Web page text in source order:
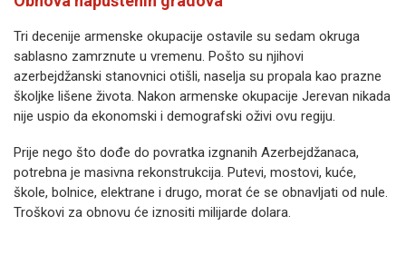
Tri decenije armenske okupacije ostavile su sedam okruga
sablasno zamrznute u vremenu. Pošto su njihovi
azerbejdžanski stanovnici otišli, naselja su propala kao prazne
školjke lišene života. Nakon armenske okupacije Jerevan nikada
nije uspio da ekonomski i demografski oživi ovu regiju.
Prije nego što dođe do povratka izgnanih Azerbejdžanaca,
potrebna je masivna rekonstrukcija. Putevi, mostovi, kuće,
škole, bolnice, elektrane i drugo, morat će se obnavljati od nule.
Troškovi za obnovu će iznositi milijarde dolara.